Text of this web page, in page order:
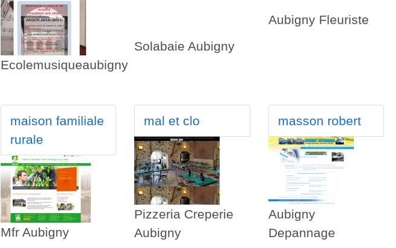
Ecolemusiqueaubigny
Solabaie Aubigny
Aubigny Fleuriste
maison familiale
rurale
Mfr Aubigny
mal et clo
Pizzeria Creperie
Aubigny
masson robert
Aubigny
Depannage